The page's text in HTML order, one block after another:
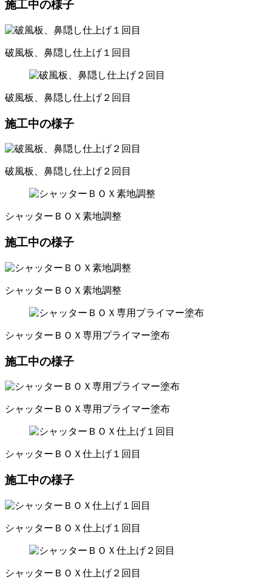
施工中の様子
破風板、鼻隠し仕上げ１回目
破風板、鼻隠し仕上げ２回目
施工中の様子
破風板、鼻隠し仕上げ２回目
シャッターＢＯＸ素地調整
施工中の様子
シャッターＢＯＸ素地調整
シャッターＢＯＸ専用プライマー塗布
施工中の様子
シャッターＢＯＸ専用プライマー塗布
シャッターＢＯＸ仕上げ１回目
施工中の様子
シャッターＢＯＸ仕上げ１回目
シャッターＢＯＸ仕上げ２回目